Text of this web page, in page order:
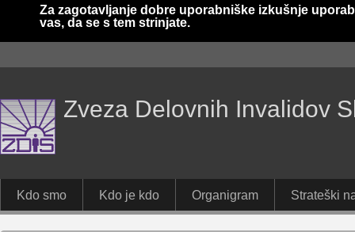
Za zagotavljanje dobre uporabniške izkušnje
vas, da se s tem strinjate.
Zveza Delovnih Invalidov
Kdo smo Kdo je kdo Organigram Strateški